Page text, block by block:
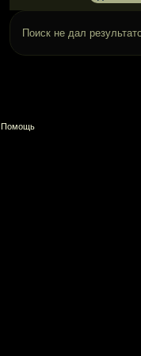
Поиск не дал
Помощь